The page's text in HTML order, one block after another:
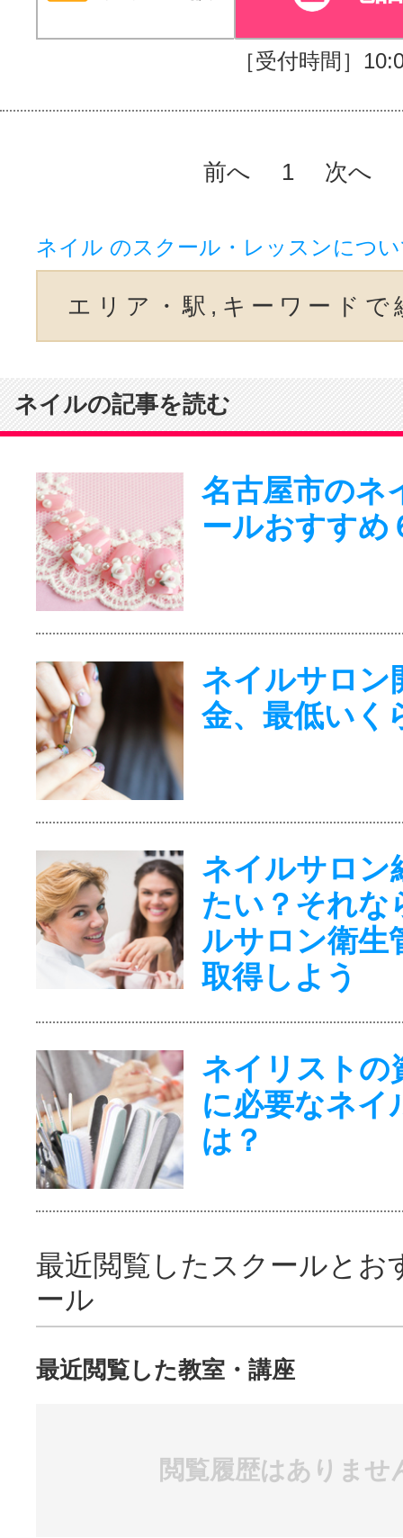
［受付時間］
前へ 1 次へ
ネイル のスクール・レッスンにつ
エリア・駅,キーワードで
ネイルの記事を読む
名古屋市のネ
ールおすすめ
ネイルサロン
金、最低いく
ネイルサロン
たい？それな
ルサロン衛生
取得しよう
ネイリストの
に必要なネイ
は？
最近閲覧したスクールとお
ール
最近閲覧した教室・講座
閲覧履歴はありませ